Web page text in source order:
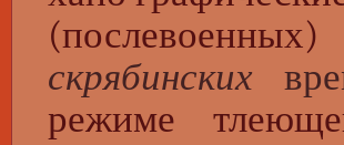
(послевоенных)
скрябинских
режиме